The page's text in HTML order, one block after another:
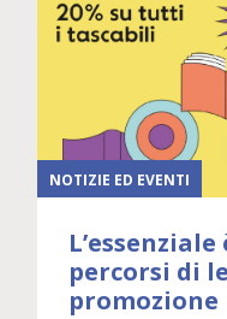
NOTIZIE ED EVENTI
percorsi di
promozione